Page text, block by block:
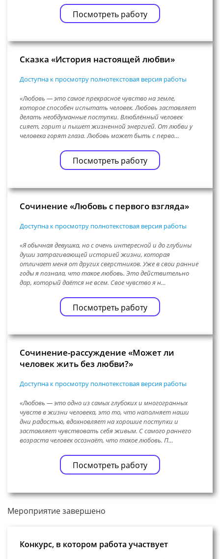
Посмотреть работу
Сказка «История настоящей любви»
Доступна к просмотру полнотекстовая версия работы
«Любовь — это самое прекрасное чувство на земле,
которое способен испытать человек. Любовь заставляет
делать необдуманные поступки. Влюблённый человек
сияет, горит и пышет жизненной энергией. От любви у
человека горят глаза. Любовь может быть с перво…
Посмотреть работу
Сочинение «Любовь с первого взгляда»
Доступна к просмотру полнотекстовая версия работы
«Я обычная девушка, но с очень интересной и до глубины
души затрагивающей историей жизни, которая
отличает меня от других сверстников. Уже в свои ранние
годы я познала, что такое любовь. Это действительно
дар, который даётся не всем. Свое чувство я н…
Посмотреть работу
Сочинение-рассуждение «Может ли
человек жить без любви?»
Доступна к просмотру полнотекстовая версия работы
«Любовь — это одно из самых глубоких и многогранных
чувств в жизни человека, это то, что наполняет наши
дни радостью, вдохновляет на хорошие поступки и
заставляет чувствовать себя живым. С самого раннего
возраста человек осознаёт, что такое любовь. П…
Посмотреть работу
Мероприятие завершено
Конкурс, в котором работа участвует